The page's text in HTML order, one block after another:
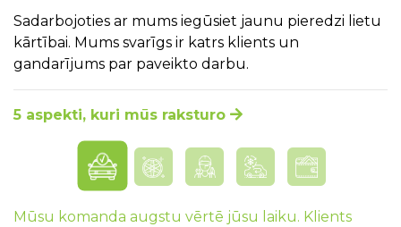
Sadarbojoties ar mums iegūsiet jaunu pieredzi lietu
kārtībai. Mums svarīgs ir katrs klients un
gandarījums par paveikto darbu.
5 aspekti, kuri mūs raksturo
Mūsu komanda augstu vērtē jūsu laiku. Klients